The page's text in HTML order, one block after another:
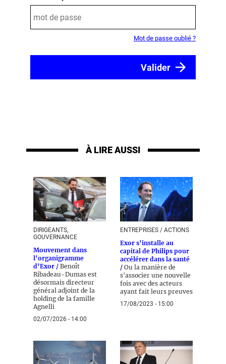
Mot de passe oublié ?
À LIRE AUSSI
DIRIGEANTS,
GOUVERNANCE
Mouvement dans
l’organigramme
d’Exor / Benoît
Ribadeau-Dumas est
désormais directeur
général adjoint de la
holding de la famille
Agnelli
02/07/2026 - 14:00
ENTREPRISES / ACTIONS
Exor s’installe au
capital de Philips pour
accélérer dans la santé
/ Ou la manière de
s'associer une nouvelle
fois avec des acteurs
ayant fait leurs preuves
17/08/2023 - 15:00